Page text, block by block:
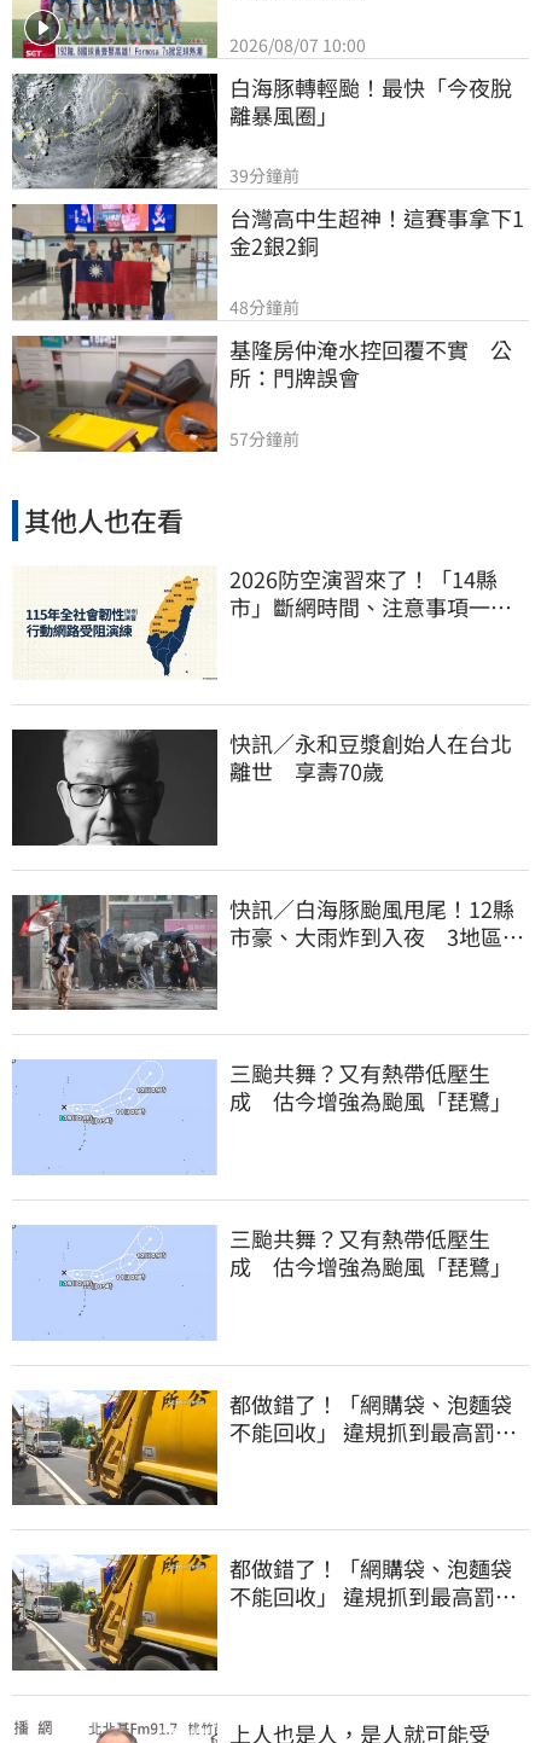
2026/08/07 10:00
白海豚轉輕颱！最快「今夜脫
離暴風圈」
39分鐘前
台灣高中生超神！這賽事拿下1
金2銀2銅
48分鐘前
基隆房仲淹水控回覆不實　公
所：門牌誤會
57分鐘前
其他人也在看
2026防空演習來了！「14縣
市」斷網時間、注意事項一次
快訊／永和豆漿創始人在台北
離世 享壽70歲
快訊／白海豚颱風甩尾！12縣
市豪、大雨炸到入夜 3地區有
三颱共舞？又有熱帶低壓生
成 估今增強為颱風「琵鷺」
三颱共舞？又有熱帶低壓生
成 估今增強為颱風「琵鷺」
都做錯了！「網購袋、泡麵袋
不能回收」 違規抓到最高罰
都做錯了！「網購袋、泡麵袋
不能回收」 違規抓到最高罰
上人也是人，是人就可能受